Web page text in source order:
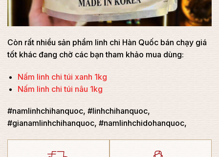
Còn rất nhiều sản phẩm linh chi Hàn Quốc bán chạy giá
tốt khác đang chờ các bạn tham khảo mua dùng:
Nấm linh chi túi xanh 1kg
Nấm linh chi túi nâu 1kg
#namlinhchihanquoc, #linhchihanquoc,
#gianamlinhchihanquoc, #namlinhchidohanquoc,